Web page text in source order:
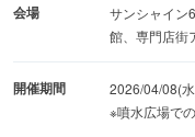
ンフェア限定のオリジ
ーク期間中にキャラク
トも実施されます。
会場
サンシャイン
館、専門店街
開催期間
2026/04/08(
※噴水広場で